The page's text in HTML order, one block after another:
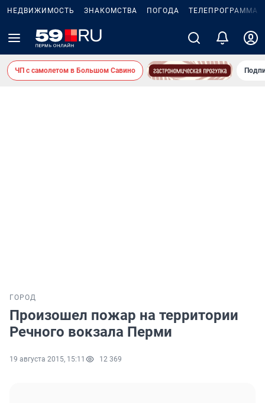
НЕДВИЖИМОСТЬ ЗНАКОМСТВА ПОГОДА ТЕЛЕПРОГРАММА
ЧП с самолетом в Большом Савино
ГОРОД
Произошел пожар на территории
Речного вокзала Перми
19 августа 2015, 15:11 12 369